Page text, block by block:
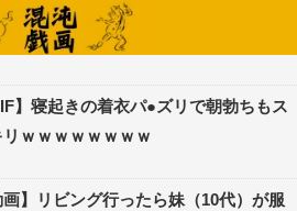
ハン使えるようになりました🌱
】寝起きの着衣パ●ズリで朝勃ちもス
リｗｗｗｗｗｗｗｗ
画】リビング行ったら妹（10代）が服